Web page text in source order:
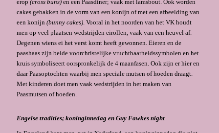
erop (cross buns)en een Paas­diner; vaak met lamsbout. Ook worden
cakes gebakken in de vorm van een konijn of met een afbeelding van
een konijn (bunny cakes). Vooral in het noorden van het VK houdt
men op veel plaatsen wedstrijden eirollen, vaak van een heuvel af.
Degenen wiens ei het verst komt heeft gewonnen. Eieren en de
paashaas zijn beide voorchristelijke vrucht­baarheidssymbolen en het
kruis symboliseert oorspronkelijk de 4 maanfasen. Ook zijn er hier en
daar Paasoptochten waarbij men speciale mutsen of hoeden draagt.
Met kinderen doet men vaak wedstrijden in het maken van
Paasmutsen of hoeden.
Engelse tradities; koninginnedag en Guy Fawkes night